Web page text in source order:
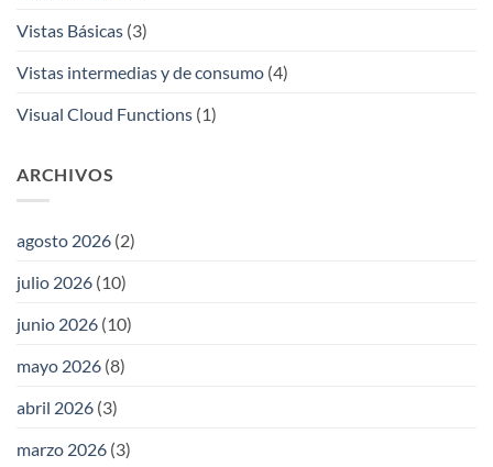
Vistas Básicas (3)
Vistas intermedias y de consumo (4)
Visual Cloud Functions (1)
ARCHIVOS
agosto 2026 (2)
julio 2026 (10)
junio 2026 (10)
mayo 2026 (8)
abril 2026 (3)
marzo 2026 (3)